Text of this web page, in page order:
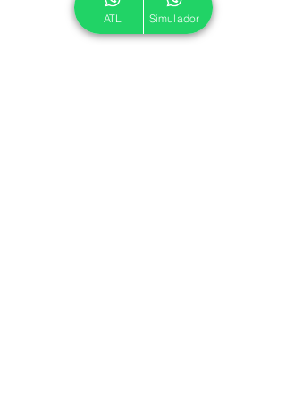
ATL Simulador